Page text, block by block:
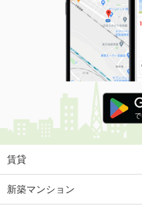
賃貸
新築マンション